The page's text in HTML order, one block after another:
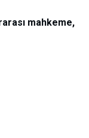
mahkeme,